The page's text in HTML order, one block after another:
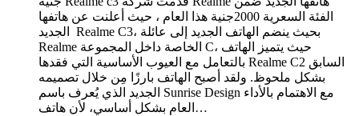
الفئة السعرية 2000جنية هذا العام ، حيث أعلنت عن هاتفها
الجديد Realme C3، بحيث ينضم الهاتف الجديد إلى عائلة
Realme الخاصة داخل المجموعة C، حيث يتميز الهاتف
بالتعامل مع العيوب الأساسية التي فقدها Realme C2 السابق
بشكل ملحوظ. ولقد أصبح الهاتف بارزًا مِن خلال تصميمه
الجديد الذي يُعرف باسم Sunrise Design مع الاهتمام بالأداء
العام بشكل أساسي، لأن هاتف…